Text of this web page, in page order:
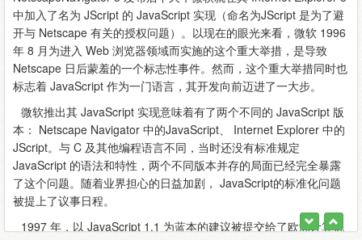
中加入了名为 JScript 的 JavaScript 实现（命名为JScript 是为了避
开与 Netscape 有关的授权问题）。以现在的眼光来看，微软 1996
年 8 月为进入 Web 浏览器领域而实施的这个重大举措，是导致
Netscape 日后蒙羞的一个标志性事件。然而，这个重大举措同时也
标志着 JavaScript 作为一门语言，其开发向前迈进了一大步。
微软推出其 JavaScript 实现意味着有了两个不同的 JavaScript 版
本： Netscape Navigator 中的JavaScript、 Internet Explorer 中的
JScript。与 C 及其他编程语言不同，当时还没有标准规定
JavaScript 的语法和特性，两个不同版本并存的局面已经完全暴露
了这个问题。随着业界担心的日益加剧， JavaScript的标准化问题
被提上了议事日程。
1997 年，以 JavaScript 1.1 为蓝本的建议被提交给了欧洲计算机